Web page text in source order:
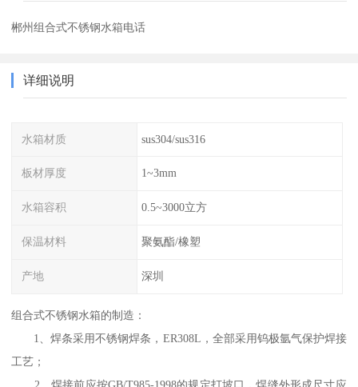
郴州组合式不锈钢水箱电话
详细说明
水箱材质 sus304/sus316
板材厚度 1~3mm
水箱容积 0.5~3000立方
保温材料 聚氨酯/橡塑
产地 深圳
组合式不锈钢水箱的制造：
1、焊条采用不锈钢焊条，ER308L，全部采用钨极氩气保护焊接
工艺；
2、焊接前应按GB/T985-1998的规定打坡口，焊缝外形成尺寸应